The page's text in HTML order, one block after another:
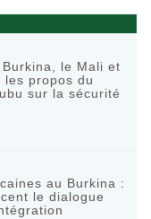
le Mali et
propos du
sur la sécurité
au Burkina :
le dialogue